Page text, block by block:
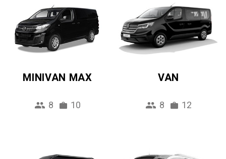
MINIVAN MAX
8 10
VAN
8 12